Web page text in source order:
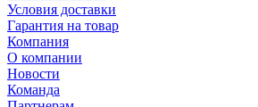
Условия доставки
Гарантия на товар
Компания
О компании
Новости
Команда